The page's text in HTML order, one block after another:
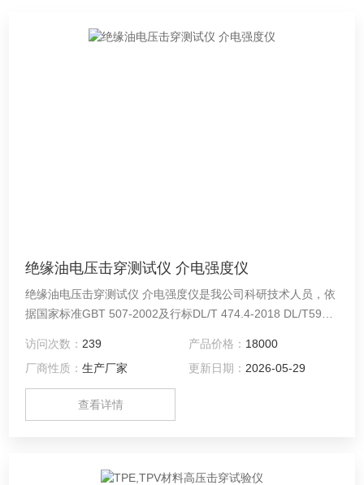
绝缘油电压击穿测试仪 介电强度仪
绝缘油电压击穿测试仪 介电强度仪是我公司科研技术人员，依
据国家标准GBT 507-2002及行标DL/T 474.4-2018 DL/T596-
懈努力，精心研制开发的高准确度、全数字化工业仪器。该机
操作简便，造型美观大方。由于采用了全自动数字化微机控
制，所以测量精度高、抗干扰能力强、安全可靠
访问次数： 239 产品价格： 18000
厂商性质：生产厂家 更新日期： 2026-05-29
查看详情